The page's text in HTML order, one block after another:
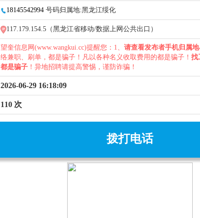
18145542994 号码归属地:黑龙江绥化
117.179.154.5（黑龙江省移动/数据上网公共出口）
望奎信息网(www.wangkui.cc)提醒您：1、 请查看发布者手机归属
络兼职、刷单，都是骗子！凡以各种名义收取费用的都是骗子！ 找
都是骗子 ！异地招聘请提高警惕，谨防诈骗！
2026-06-29 16:18:09
110 次
拨打电话